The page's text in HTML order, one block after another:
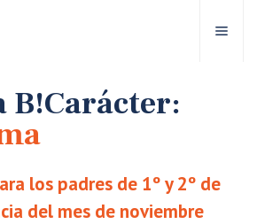
B!Carácter:
los padres de 1º y 2º de
del mes de noviembre